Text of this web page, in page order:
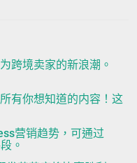
跨境卖家的新浪潮。
有你想知道的内容！这
营销趋势，可通过
。